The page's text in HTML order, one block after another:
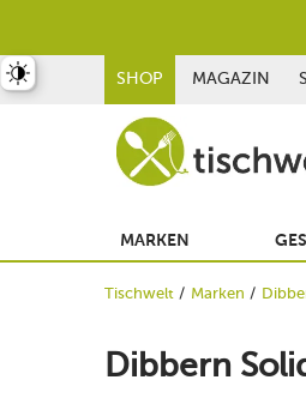
SHOP MAGAZIN
MARKEN
Tischwelt Marken
Dibbern
umschalten